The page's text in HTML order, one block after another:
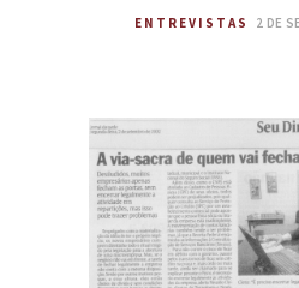
ENTREVISTAS 2 DE